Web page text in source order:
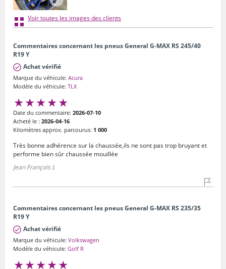
Voir toutes les images des clients
Commentaires concernant les pneus General G-MAX RS 245/40
R19 Y
Achat vérifié
Marque du véhicule: Acura
Modèle du véhicule: TLX
Date du commentaire: 2026-07-10
Acheté le : 2026-04-16
Kilomètres approx. parcourus: 1 000
Très bonne adhérence sur la chaussée,ils ne sont pas trop bruyant et
performe bien sûr chaussée mouillée
Jean François L
Commentaires concernant les pneus General G-MAX RS 235/35
R19 Y
Achat vérifié
Marque du véhicule: Volkswagen
Modèle du véhicule: Golf R